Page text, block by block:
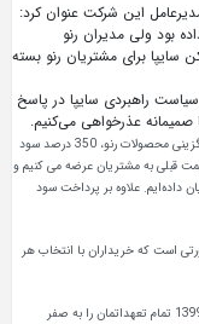
این شرکت عنوان کرد:
بود ولی مدیران رنو
سایپا برای مشتریان رنو بسته
راهبردی سایپا در پاسخ
عذرخواهی می‌کنیم.
برای جایگزینی محصولات رنو، 350 درصد سود
قبلی به مشتریان عرضه می کنیم و
داده‌ایم. علاوه بر پرداخت سود
است که خریداران با انتخاب هر
قائم مقام مدیر عامل با عنوان نمودن این موضوع که قبل از تیر ماه 1399 تمام تعهداتمان را به صفر